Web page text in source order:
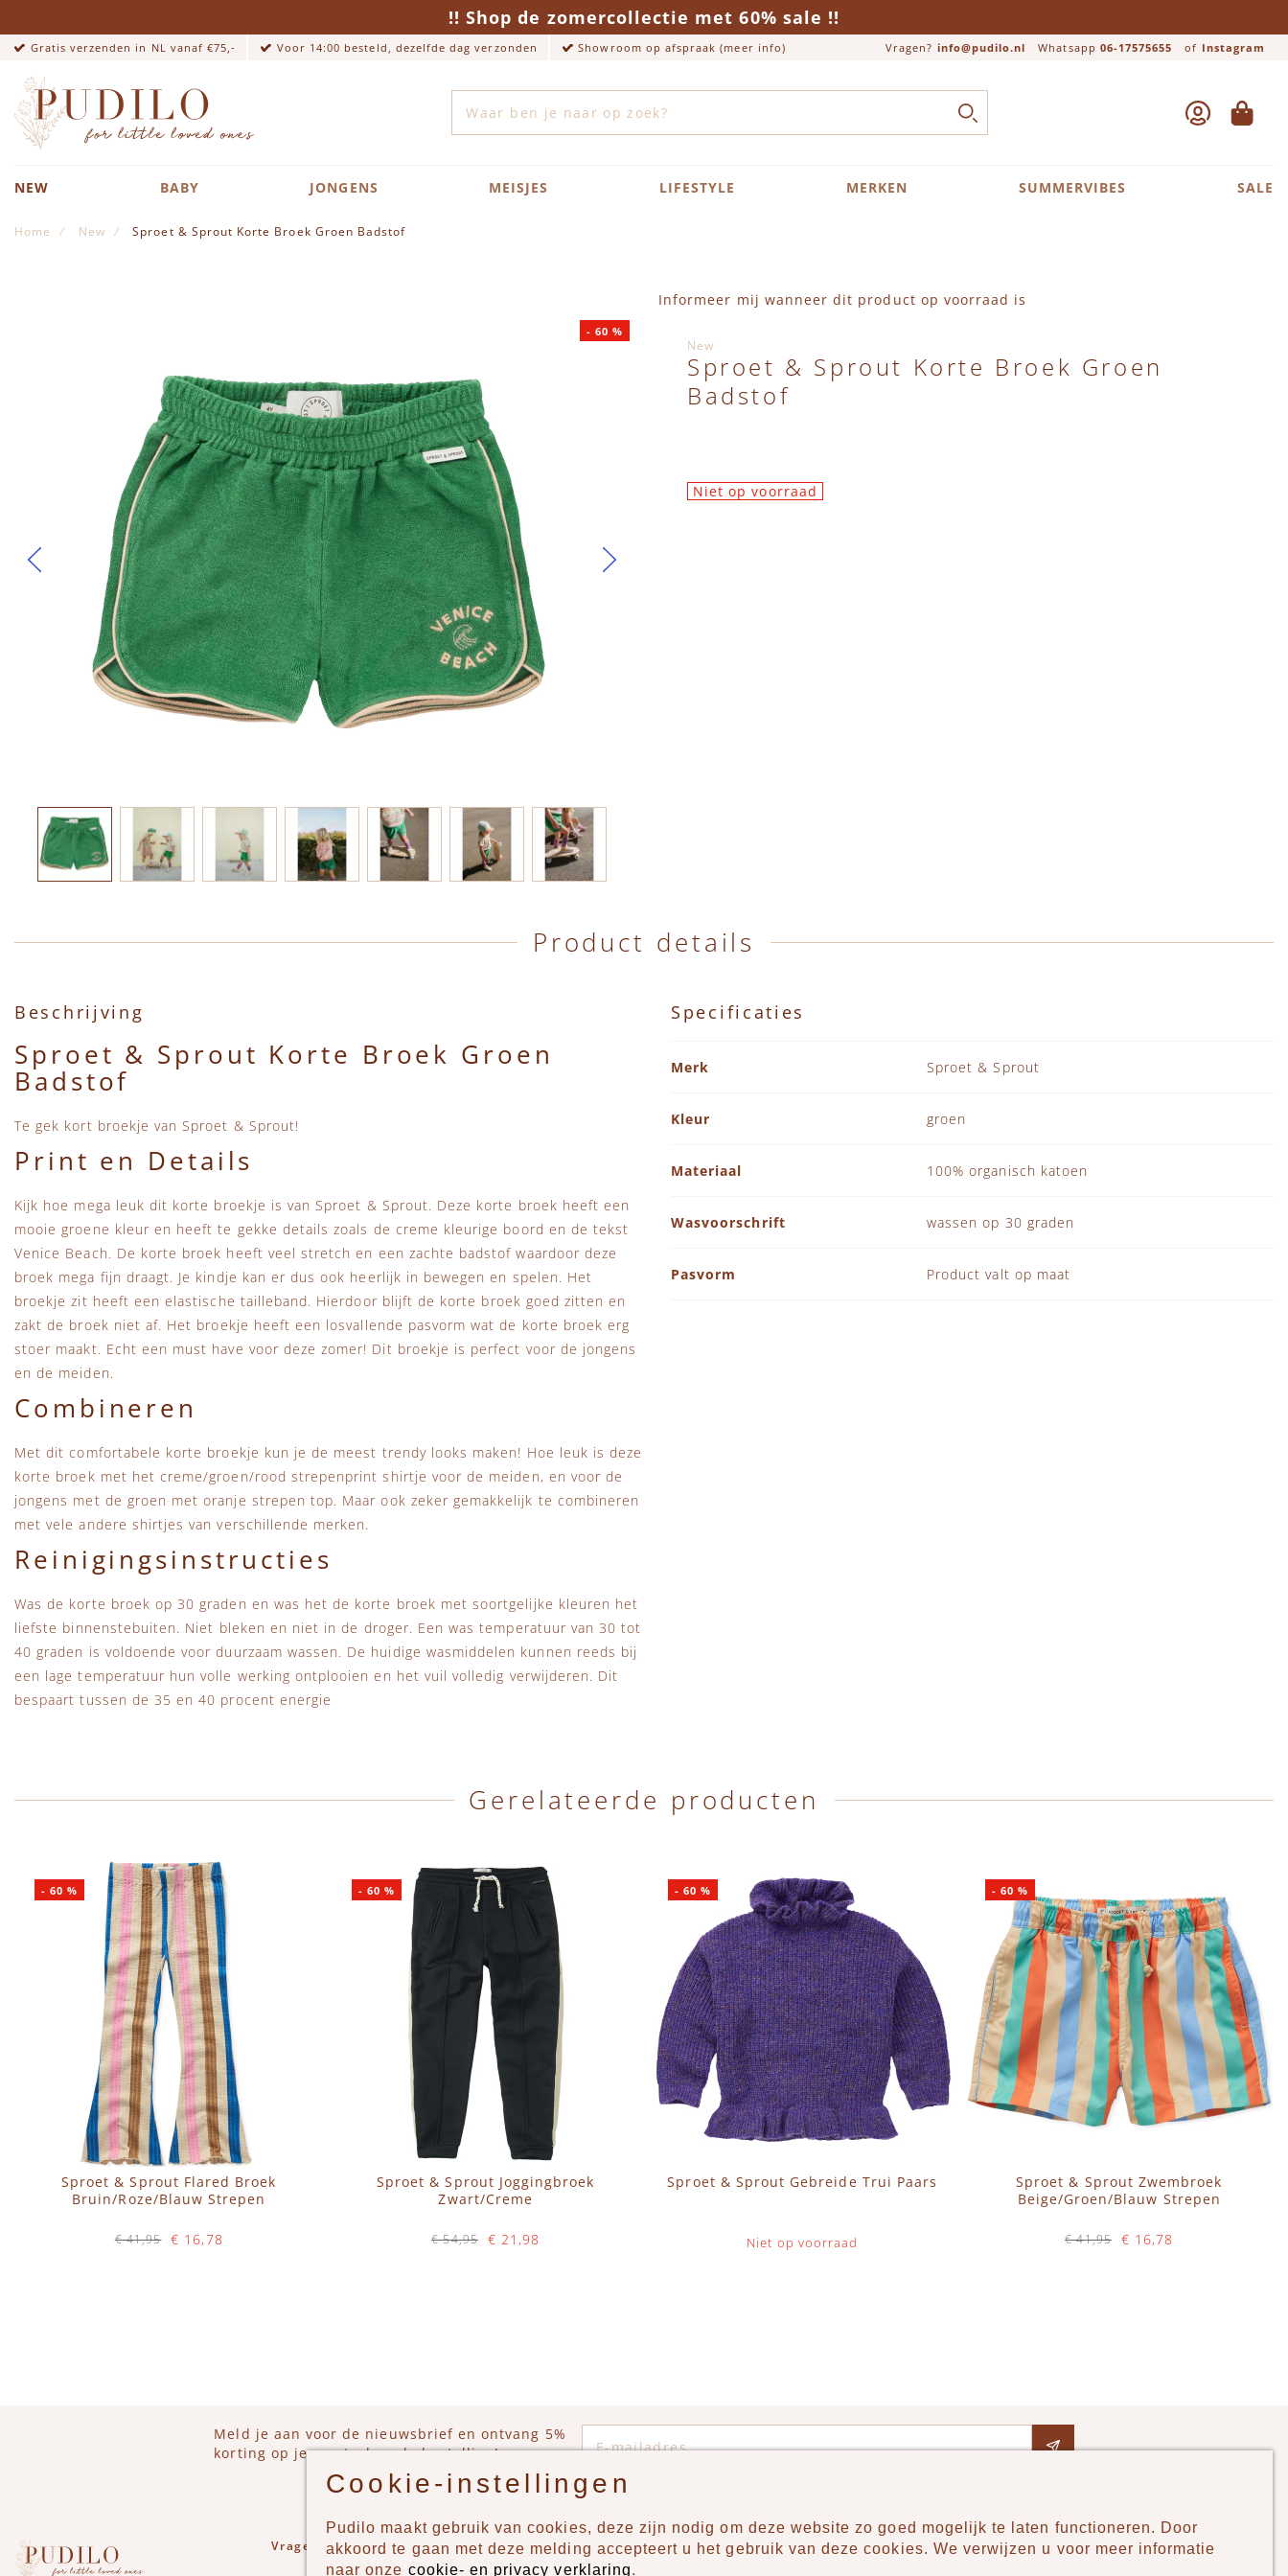
!! Shop de zomercollectie met 60% sale !!
Gratis verzenden in NL vanaf €75,- Voor 14:00 besteld, dezelfde dag verzonden Showroom op afspraak (meer info) Vragen? info@pudilo.nl Whatsapp 06-17575655 of Instagram
Close search
ZOEK ACCOUNT
NEW BABY JONGENS MEISJES LIFESTYLE MERKEN SUMMERVIBES SALE
Home New Sproet & Sprout Korte Broek Groen Badstof
- 60 %
Informeer mij wanneer dit product op voorraad is
New
Sproet & Sprout Korte Broek Groen
Badstof
Niet op voorraad
Product details
Beschrijving
Sproet & Sprout Korte Broek Groen
Badstof
Te gek kort broekje van Sproet & Sprout!
Print en Details
Kijk hoe mega leuk dit korte broekje is van Sproet & Sprout. Deze korte broek heeft een
mooie groene kleur en heeft te gekke details zoals de creme kleurige boord en de tekst
Venice Beach. De korte broek heeft veel stretch en een zachte badstof waardoor deze
broek mega fijn draagt. Je kindje kan er dus ook heerlijk in bewegen en spelen. Het
broekje zit heeft een elastische tailleband. Hierdoor blijft de korte broek goed zitten en
zakt de broek niet af. Het broekje heeft een losvallende pasvorm wat de korte broek erg
stoer maakt. Echt een must have voor deze zomer! Dit broekje is perfect voor de jongens
en de meiden.
Combineren
Met dit comfortabele korte broekje kun je de meest trendy looks maken! Hoe leuk is deze
korte broek met het creme/groen/rood strepenprint shirtje voor de meiden, en voor de
jongens met de groen met oranje strepen top. Maar ook zeker gemakkelijk te combineren
met vele andere shirtjes van verschillende merken.
Reinigingsinstructies
Was de korte broek op 30 graden en was het de korte broek met soortgelijke kleuren het
liefste binnenstebuiten. Niet bleken en niet in de droger. Een was temperatuur van 30 tot
40 graden is voldoende voor duurzaam wassen. De huidige wasmiddelen kunnen reeds bij
een lage temperatuur hun volle werking ontplooien en het vuil volledig verwijderen. Dit
bespaart tussen de 35 en 40 procent energie
Specificaties
Merk
Sproet & Sprout
Kleur groen
Materiaal 100% organisch katoen
Wasvoorschrift wassen op 30 graden
Pasvorm Product valt op maat
Gerelateerde producten
Sproet & Sprout Flared Broek
Bruin/Roze/Blauw Strepen
€ 16,78
€ 41,95
-60 %
Sproet & Sprout Joggingbroek
Zwart/Creme
€ 21,98
€ 54,95
- 60 %
Sproet & Sprout Gebreide Trui Paars
Niet op voorraad
-60 %
Sproet & Sprout Zwembroek
Beige/Groen/Blauw Strepen
€ 16,78
€ 41,95
- 60 %
Meld je aan voor de nieuwsbrief en ontvang 5%
korting op je eerstvolgende bestelling!
Vragen of opmerkingen? Producten Pudilo
Cookie-instellingen
Pudilo maakt gebruik van cookies, deze zijn nodig om deze website zo goed mogelijk te laten functioneren. Door
akkoord te gaan met deze melding accepteert u het gebruik van deze cookies. We verwijzen u voor meer informatie
naar onze cookie- en privacy verklaring.